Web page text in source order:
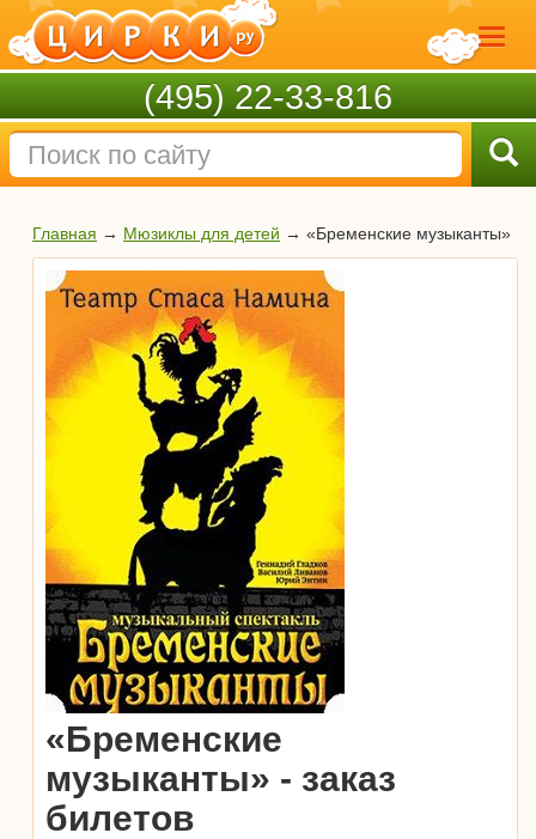
(495) 22-33-816
Главная → Мюзиклы для детей → «Бременские музыканты»
«Бременские
музыканты» - заказ
билетов